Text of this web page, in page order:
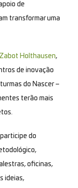
de
transformar uma
Holthausen,
de inovação
do Nascer –
terão mais
do
oficinas,
ideias,